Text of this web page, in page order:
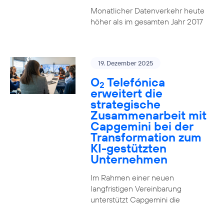
Monatlicher Datenverkehr heute
höher als im gesamten Jahr 2017
19. Dezember 2025
O2 Telefónica
erweitert die
strategische
Zusammenarbeit mit
Capgemini bei der
Transformation zum
KI-gestützten
Unternehmen
Im Rahmen einer neuen
langfristigen Vereinbarung
unterstützt Capgemini die